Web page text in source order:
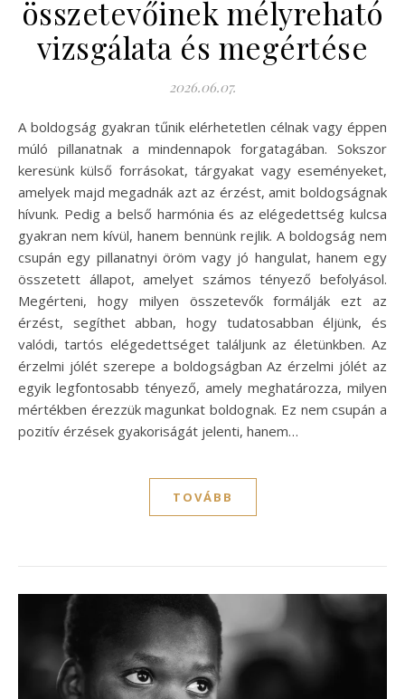
összetevőinek mélyreható
vizsgálata és megértése
2026.06.07.
A boldogság gyakran tűnik elérhetetlen célnak vagy éppen
múló pillanatnak a mindennapok forgatagában. Sokszor
keresünk külső forrásokat, tárgyakat vagy eseményeket,
amelyek majd megadnák azt az érzést, amit boldogságnak
hívunk. Pedig a belső harmónia és az elégedettség kulcsa
gyakran nem kívül, hanem bennünk rejlik. A boldogság nem
csupán egy pillanatnyi öröm vagy jó hangulat, hanem egy
összetett állapot, amelyet számos tényező befolyásol.
Megérteni, hogy milyen összetevők formálják ezt az
érzést, segíthet abban, hogy tudatosabban éljünk, és
valódi, tartós elégedettséget találjunk az életünkben. Az
érzelmi jólét szerepe a boldogságban Az érzelmi jólét az
egyik legfontosabb tényező, amely meghatározza, milyen
mértékben érezzük magunkat boldognak. Ez nem csupán a
pozitív érzések gyakoriságát jelenti, hanem…
TOVÁBB